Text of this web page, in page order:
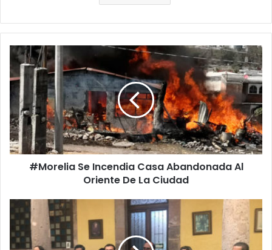
#Morelia
Se
Incendia
Casa
Abandonada
Al
Oriente
De
La
Ciudad#Morelia Se Incendia Casa Abandonada Al
Oriente De La Ciudad
#Morelia
Suspirantes
Morenistas
A